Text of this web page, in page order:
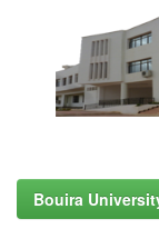
Bouira